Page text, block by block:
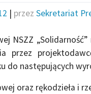
| przez Sekretariat
NSZZ
przez
do następujących
oraz rękodzieła i